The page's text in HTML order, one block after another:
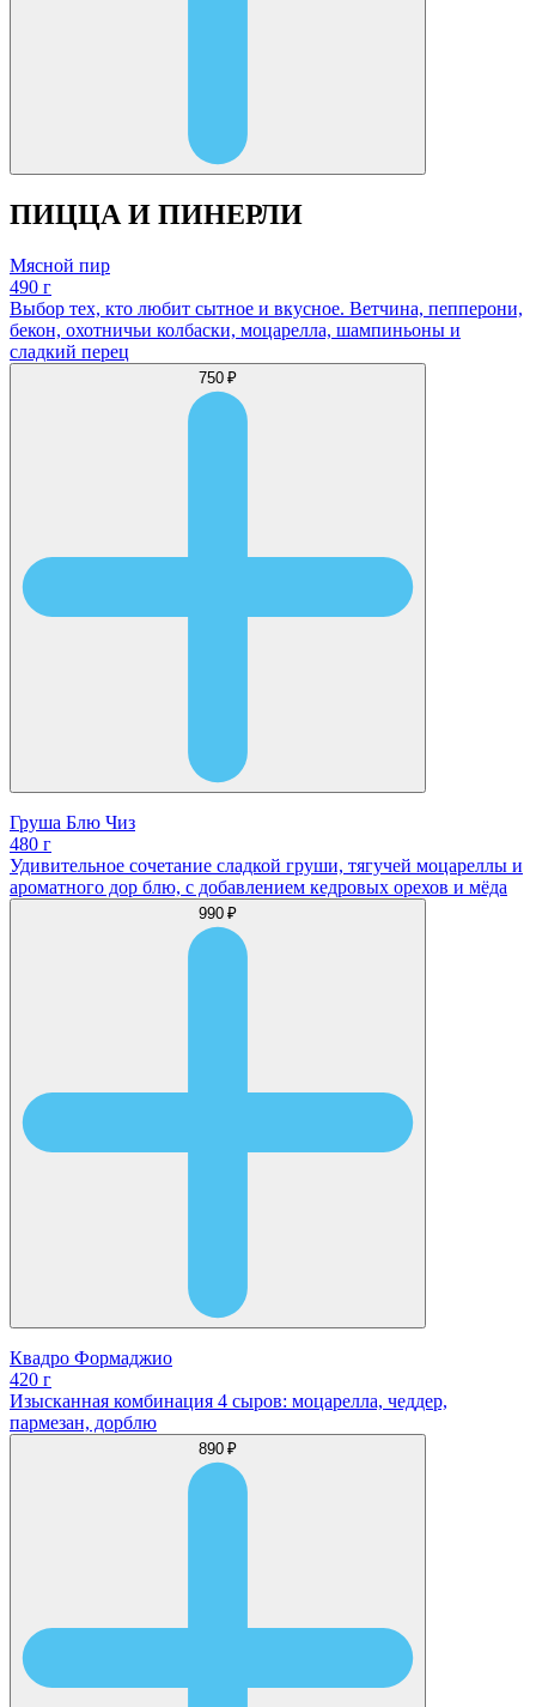
ПИЦЦА И ПИНЕРЛИ
Мясной пир
490 г
Выбор тех, кто любит сытное и вкусное. Ветчина, пепперони,
бекон, охотничьи колбаски, моцарелла, шампиньоны и
сладкий перец
750 ₽
Груша Блю Чиз
480 г
Удивительное сочетание сладкой груши, тягучей моцареллы и
ароматного дор блю, с добавлением кедровых орехов и мёда
990 ₽
Квадро Формаджио
420 г
Изысканная комбинация 4 сыров: моцарелла, чеддер,
пармезан, дорблю
890 ₽